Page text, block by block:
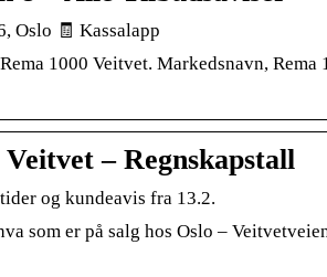
Oslo 🧾 Kassalapp
1000 Veitvet. Markedsnavn, Rema
– Regnskapstall
og kundeavis fra 13.2.
som er på salg hos Oslo –